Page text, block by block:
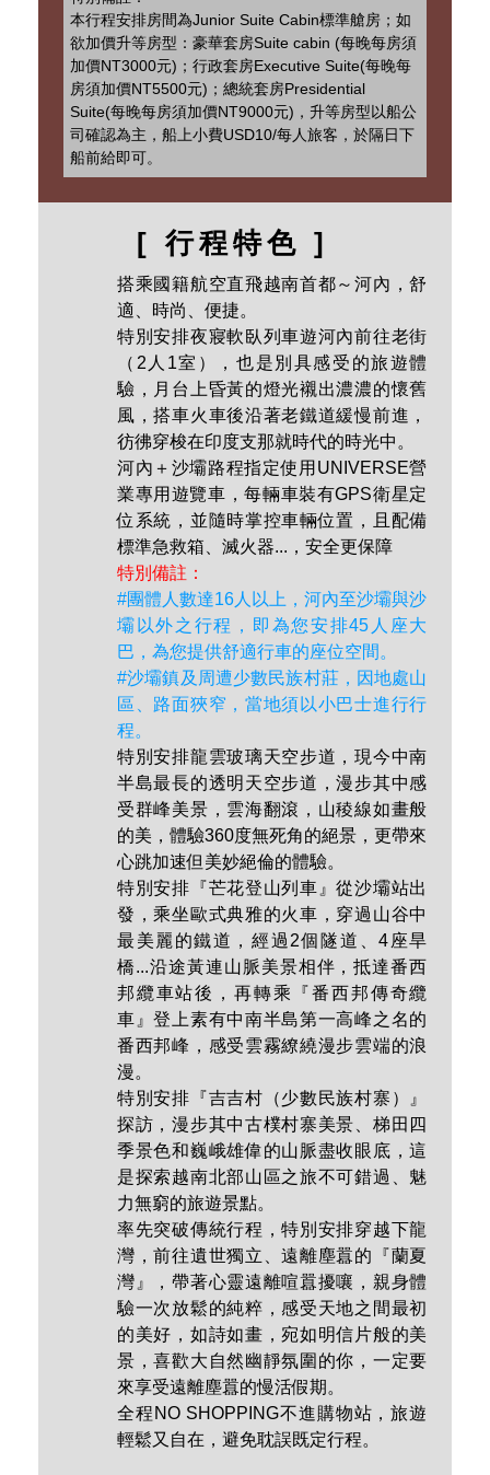
的設計演繹著一場典雅，勾勒沉穩典雅的東方
線條，精緻、典雅、安靜、舒適又貼心的環
境，結合現代化設備，更貼近旅人生活，打造
完美的旅行回憶，也為旅人構築了一趟融合東
方美學航海之旅。
特別備註：
本行程安排房間為Junior Suite Cabin標準艙房；如
欲加價升等房型：豪華套房Suite cabin (每晚每房須
加價NT3000元)；行政套房Executive Suite(每晚每
房須加價NT5500元)；總統套房Presidential
司確認為主，船上小費USD10/每人旅客，於隔日下
船前給即可。
[ 行程特色 ]
搭乘國籍航空直飛越南首都～河內，舒
適、時尚、便捷。
特別安排夜寢軟臥列車遊河內前往老街
（2人1室），也是別具感受的旅遊體
驗，月台上昏黃的燈光襯出濃濃的懷舊
風，搭車火車後沿著老鐵道緩慢前進，
彷彿穿梭在印度支那就時代的時光中。
河內＋沙壩路程指定使用UNIVERSE營
業專用遊覽車，每輛車裝有GPS衛星定
位系統，並隨時掌控車輛位置，且配備
標準急救箱、滅火器...，安全更保障
特別備註：
#團體人數達16人以上，河內至沙壩與沙
壩以外之行程，即為您安排45人座大
巴，為您提供舒適行車的座位空間。
#沙壩鎮及周遭少數民族村莊，因地處山
區、路面狹窄，當地須以小巴士進行行
程。
特別安排龍雲玻璃天空步道，現今中南
半島最長的透明天空步道，漫步其中感
受群峰美景，雲海翻滾，山稜線如畫般
的美，體驗360度無死角的絕景，更帶來
心跳加速但美妙絕倫的體驗。
特別安排『芒花登山列車』從沙壩站出
發，乘坐歐式典雅的火車，穿過山谷中
最美麗的鐵道，經過2個隧道、4座旱
橋...沿途黃連山脈美景相伴，抵達番西
邦纜車站後，再轉乘『番西邦傳奇纜
車』登上素有中南半島第一高峰之名的
番西邦峰，感受雲霧繚繞漫步雲端的浪
漫。
特別安排『吉吉村（少數民族村寨）』
探訪，漫步其中古樸村寨美景、梯田四
季景色和巍峨雄偉的山脈盡收眼底，這
是探索越南北部山區之旅不可錯過、魅
力無窮的旅遊景點。
率先突破傳統行程，特別安排穿越下龍
灣，前往遺世獨立、遠離塵囂的『蘭夏
灣』，帶著心靈遠離喧囂擾嚷，親身體